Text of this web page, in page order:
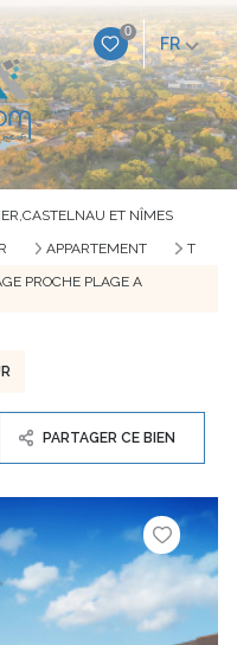
0
FR
ET NÎMES
APPARTEMENT
T
PROCHE PLAGE A
PARTAGER CE BIEN